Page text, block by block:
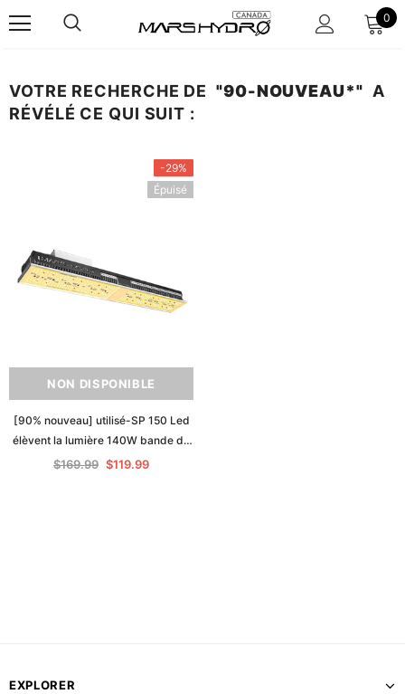
0
VOTRE RECHERCHE DE "90-NOUVEAU*" A
RÉVÉLÉ CE QUI SUIT :
-29%
Épuisé
NON DISPONIBLE
[90% nouveau] utilisé-SP 150 Led
élèvent la lumière 140W bande de
spectre complet panneau
$169.99 $119.99
EXPLORER